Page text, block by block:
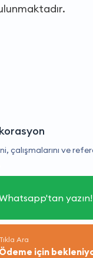
çalışmalarını ve
yazın!
Tıkla Ara
Ödeme için